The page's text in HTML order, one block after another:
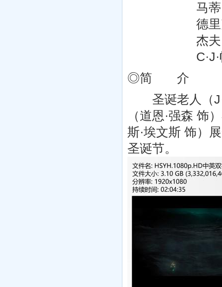
马蒂·马图
德里克·罗
杰夫·蔡
C·J·帕德
◎简 介
圣诞老人（
（道恩·强森 饰
斯·埃文斯 饰）
圣诞节。